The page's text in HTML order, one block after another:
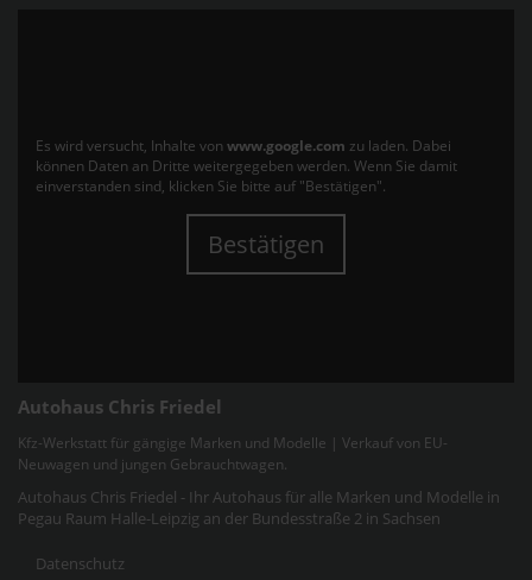
Es wird versucht, Inhalte von www.google.com zu laden. Dabei
können Daten an Dritte weitergegeben werden. Wenn Sie damit
einverstanden sind, klicken Sie bitte auf "Bestätigen".
Bestätigen
Autohaus Chris Friedel
Kfz-Werkstatt für gängige Marken und Modelle | Verkauf von EU-
Neuwagen und jungen Gebrauchtwagen.
Autohaus Chris Friedel - Ihr Autohaus für alle Marken und Modelle in
Pegau Raum Halle-Leipzig an der Bundesstraße 2 in Sachsen
Datenschutz